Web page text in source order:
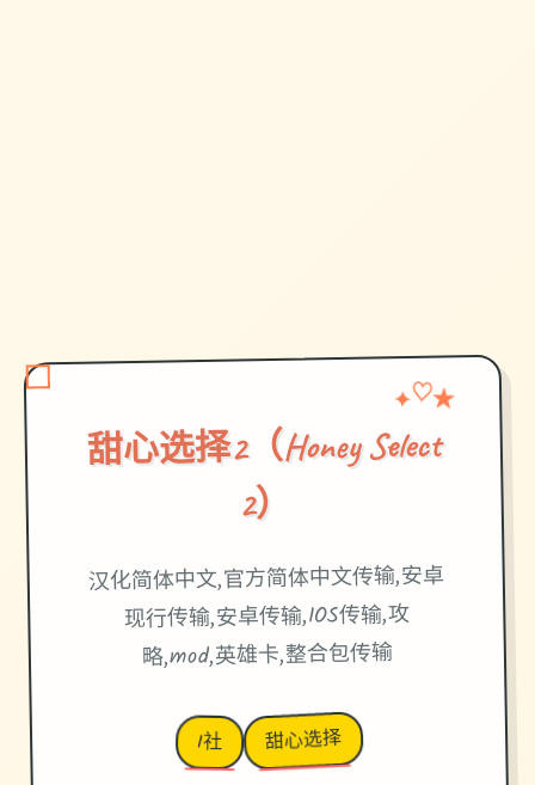
甜心选择2（Honey Select
2）
✦♡★
汉化简体中文,官方简体中文传输,安卓
现行传输,安卓传输,IOS传输,攻
略,mod,英雄卡,整合包传输
I社 甜心选择